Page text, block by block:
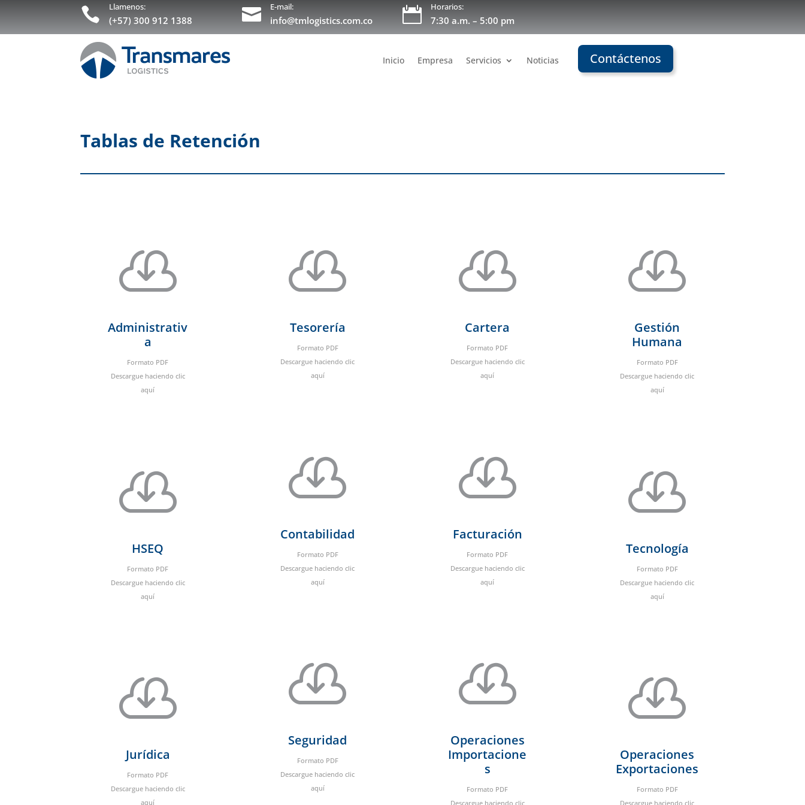
 Llamenos:
(+57) 300 912 1388  E-mail:
info@tmlogistics.com.co  Horarios:
7:30 a.m. – 5:00 pm
Inicio Empresa Servicios Noticias Contáctenos
Tablas de Retención

Administrativ
a
Formato PDF
Descargue haciendo clic
aquí

HSEQ
Formato PDF
Descargue haciendo clic
aquí

Jurídica
Formato PDF
Descargue haciendo clic
aquí

Tesorería
Formato PDF
Descargue haciendo clic
aquí

Contabilidad
Formato PDF
Descargue haciendo clic
aquí

Seguridad
Formato PDF
Descargue haciendo clic
aquí

Cartera
Formato PDF
Descargue haciendo clic
aquí

Facturación
Formato PDF
Descargue haciendo clic
aquí

Operaciones
Importacione
s
Formato PDF
Descargue haciendo clic

Gestión
Humana
Formato PDF
Descargue haciendo clic
aquí

Tecnología
Formato PDF
Descargue haciendo clic
aquí

Operaciones
Exportaciones
Formato PDF
Descargue haciendo clic